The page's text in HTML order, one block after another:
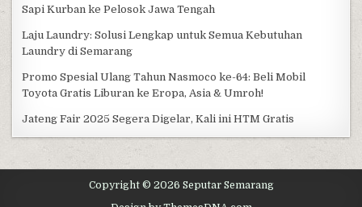
Sapi Kurban ke Pelosok Jawa Tengah
Laju Laundry: Solusi Lengkap untuk Semua Kebutuhan
Laundry di Semarang
Promo Spesial Ulang Tahun Nasmoco ke-64: Beli Mobil
Toyota Gratis Liburan ke Eropa, Asia & Umroh!
Jateng Fair 2025 Segera Digelar, Kali ini HTM Gratis
Copyright © 2026 Seputar Semarang